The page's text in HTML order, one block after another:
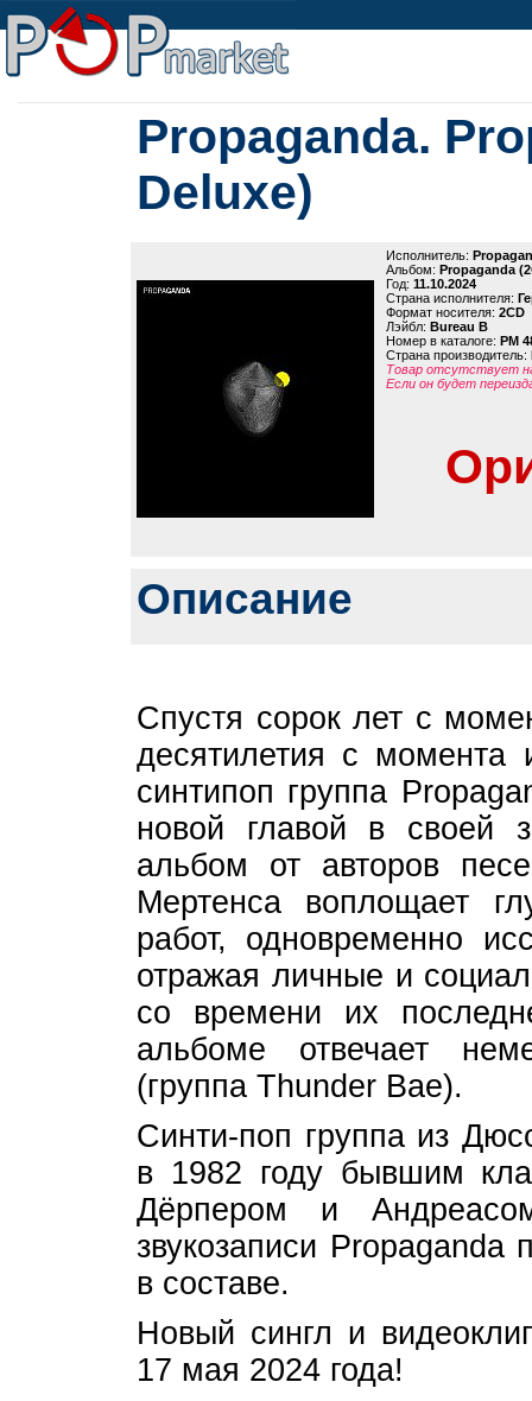
Propaganda.
Deluxe)
Исполнитель:
Альбом: Propaganda
Год: 11.10.2024
Страна исполнителя:
Формат носителя: 2CD
Лэйбл: Bureau B
Номер в каталоге: PM
Страна производитель:
Товар отсутствует
Если он будет
Описание
Спустя сорок лет с
десятилетия с момента
синтипоп группа
новой главой в своей
альбом от авторов
Мертенса воплощает
работ, одновременно
отражая личные и
со времени их
альбоме отвечает
(группа Thunder Bae).
Синти-поп группа из
в 1982 году бывшим
Дёрпером и
звукозаписи Propaganda
в составе.
Новый сингл и
17 мая 2024 года!